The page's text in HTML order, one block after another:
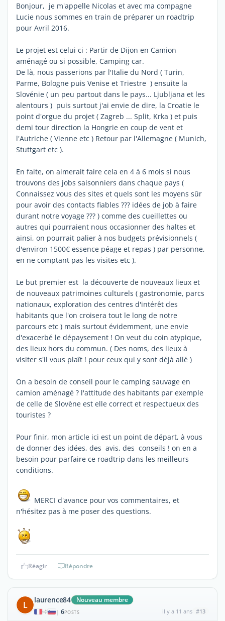
Bonjour, je m'appelle Nicolas et avec ma compagne
Lucie nous sommes en train de préparer un roadtrip
pour Avril 2016.
Le projet est celui ci : Partir de Dijon en Camion
aménagé ou si possible, Camping car.
De là, nous passerions par l'Italie du Nord ( Turin,
Parme, Bologne puis Venise et Triestre ) ensuite la
Slovénie ( un peu partout dans le pays... Ljubljana et les
alentours ) puis surtout j'ai envie de dire, la Croatie le
point d'orgue du projet ( Zagreb ... Split, Krka ) et puis
demi tour direction la Hongrie en coup de vent et
l'Autriche ( Vienne etc ) Retour par l'Allemagne ( Munich,
Stuttgart etc ).
En faite, on aimerait faire cela en 4 à 6 mois si nous
trouvons des jobs saisonniers dans chaque pays (
Connaissez vous des sites et quels sont les moyens sûr
pour avoir des contacts fiables ??? idées de job à faire
durant notre voyage ??? ) comme des cueillettes ou
autres qui pourraient nous occasionner des haltes et
ainsi, on pourrait palier à nos budgets prévisionnels (
d'environ 1500€ essence péage et repas ) par personne,
en ne comptant pas les visites etc ).
Le but premier est la découverte de nouveaux lieux et
de nouveaux patrimoines culturels ( gastronomie, parcs
nationaux, exploration des centres d'intérêt des
habitants que l'on croisera tout le long de notre
parcours etc ) mais surtout évidemment, une envie
d'exacerbé le dépaysement ! On veut du coin atypique,
des lieux hors du commun. ( Des noms, des lieux à
visiter s'il vous plaît ! pour ceux qui y sont déjà allé )
On a besoin de conseil pour le camping sauvage en
camion aménagé ? l'attitude des habitants par exemple
de celle de Slovène est elle correct et respectueux des
touristes ?
Pour finir, mon article ici est un point de départ, à vous
de donner des idées, des avis, des conseils ! on en a
besoin pour parfaire ce roadtrip dans les meilleurs
conditions.
MERCI d'avance pour vos commentaires, et
n'hésitez pas à me poser des questions.
Réagir Répondre
L laurence84 Nouveau membre
| 6POSTS il y a 11 ans #13